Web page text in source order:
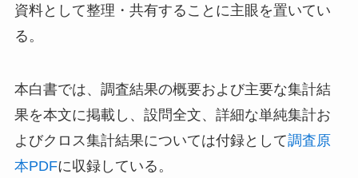
資料として整理・共有することに主眼を置いてい
る。
本白書では、調査結果の概要および主要な集計結
果を本文に掲載し、設問全文、詳細な単純集計お
よびクロス集計結果については付録として調査原
本PDFに収録している。